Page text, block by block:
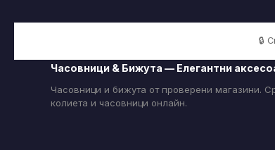
🔒
Часовници & Бижута — Елегантни
Часовници и бижута от проверени магазини.
колиета и часовници онлайн.